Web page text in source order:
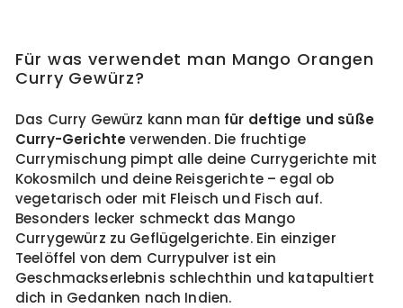
Für was verwendet man Mango Orangen
Curry Gewürz?
Das Curry Gewürz kann man für deftige und süße
Curry-Gerichteverwenden. Die fruchtige
Currymischung pimpt alle deine Currygerichte mit
Kokosmilch und deine Reisgerichte – egal ob
vegetarisch oder mit Fleisch und Fisch auf.
Besonders lecker schmeckt das Mango
Currygewürz zu Geflügelgerichte. Ein einziger
Teelöffel von dem Currypulver ist ein
Geschmackserlebnis schlechthin und katapultiert
dich in Gedanken nach Indien.